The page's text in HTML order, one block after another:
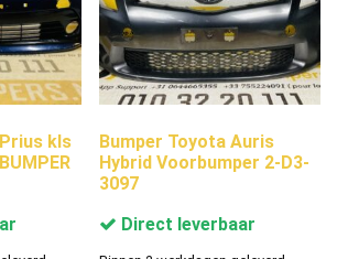
kls
Bumper Toyota Auris
Hybrid Voorbumper 2-D3-
3097
Direct leverbaar